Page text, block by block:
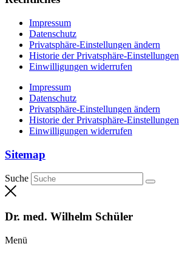
Impressum
Datenschutz
Privatsphäre-Einstellungen ändern
Historie der Privatsphäre-Einstellungen
Einwilligungen widerrufen
Impressum
Datenschutz
Privatsphäre-Einstellungen ändern
Historie der Privatsphäre-Einstellungen
Einwilligungen widerrufen
Sitemap
Suche
Dr. med. Wilhelm Schüler
Menü